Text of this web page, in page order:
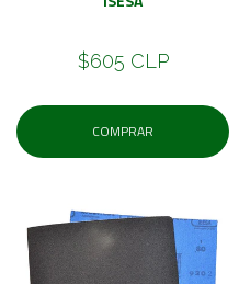
$605 CLP
COMPRAR